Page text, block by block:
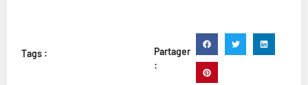
Tags :
Partager
: